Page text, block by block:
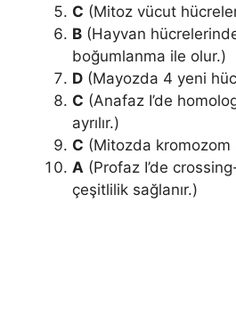
C (Mitoz vücut
B (Hayvan
boğumlanma ile olur.)
D (Mayozda 4 yeni
C (Anafaz I’de
ayrılır.)
C (Mitozda kromozom
A (Profaz I’de
çeşitlilik sağlanır.)